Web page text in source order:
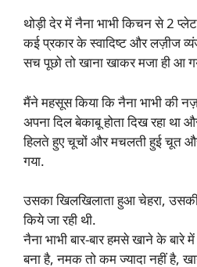
थोड़ी देर में नैना भाभी किचन से 2
कई प्रकार के स्वादिष्ट और लज़ीज
सच पूछो तो खाना खाकर मजा ही आ
मैंने महसूस किया कि नैना भाभी की
अपना दिल बेकाबू होता दिख रहा
हिलते हुए चूचों और मचलती हुई चूत
गया.
उसका खिलखिलाता हुआ चेहरा,
किये जा रही थी.
नैना भाभी बार-बार हमसे खाने के बारे
बना है, नमक तो कम ज्यादा नहीं है,